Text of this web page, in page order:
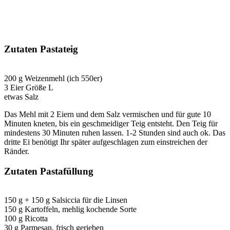
Zutaten Pastateig
200 g Weizenmehl (ich 550er)
3 Eier Größe L
etwas Salz
Das Mehl mit 2 Eiern und dem Salz vermischen und für gute 10
Minuten kneten, bis ein geschmeidiger Teig entsteht. Den Teig für
mindestens 30 Minuten ruhen lassen. 1-2 Stunden sind auch ok. Das
dritte Ei benötigt Ihr später aufgeschlagen zum einstreichen der
Ränder.
Zutaten Pastafüllung
150 g + 150 g Salsiccia für die Linsen
150 g Kartoffeln, mehlig kochende Sorte
100 g Ricotta
30 g Parmesan, frisch gerieben